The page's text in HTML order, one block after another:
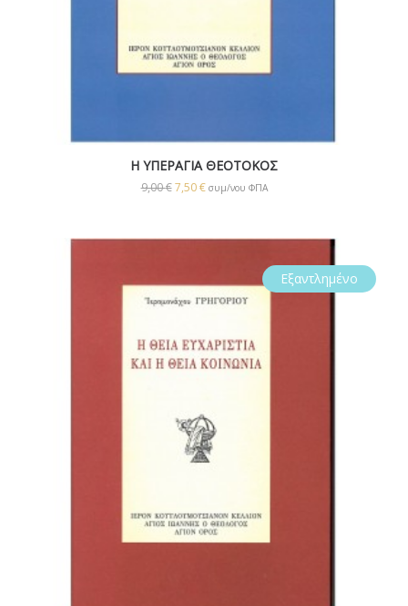
Η ΥΠΕΡΑΓΙΑ ΘΕΟΤΟΚΟΣ
9,00€ 7,50€ συμ/νου ΦΠΑ
Εξαντλημένο